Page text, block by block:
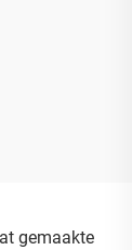
gemaakte